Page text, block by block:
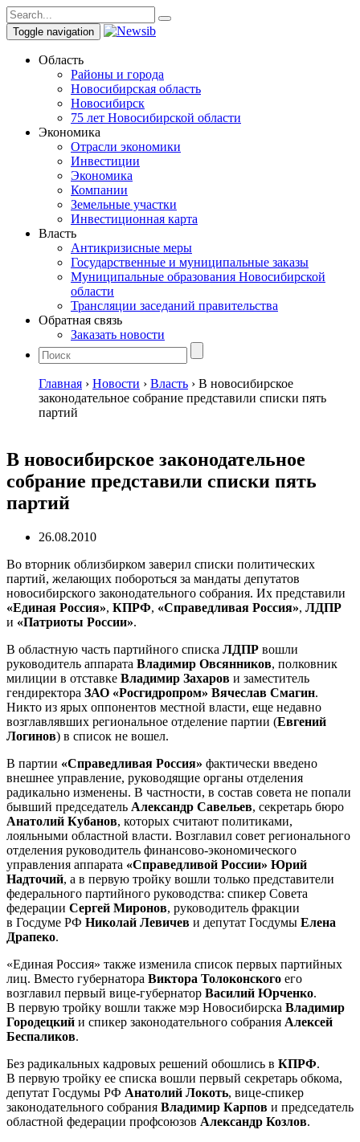
Toggle navigation
Область
Районы и города
Новосибирская область
Новосибирск
75 лет Новосибирской области
Экономика
Отрасли экономики
Инвестиции
Экономика
Компании
Земельные участки
Инвестиционная карта
Власть
Антикризисные меры
Государственные и муниципальные заказы
Муниципальные образования Новосибирской
области
Трансляции заседаний правительства
Обратная связь
Заказать новости
Главная › Новости › Власть › В новосибирское
законодательное собрание представили списки пять
партий
В новосибирское законодательное
собрание представили списки пять
партий
26.08.2010
Во вторник облизбирком заверил списки политических
партий, желающих побороться за мандаты депутатов
новосибирского законодательного собрания. Их представили
«Единая Россия», КПРФ, «Справедливая Россия», ЛДПР
и «Патриоты России».
В областную часть партийного списка ЛДПР вошли
руководитель аппарата Владимир Овсянников, полковник
милиции в отставке Владимир Захаров и заместитель
гендиректора ЗАО «Росгидропром» Вячеслав Смагин.
Никто из ярых оппонентов местной власти, еще недавно
возглавлявших региональное отделение партии (Евгений
Логинов) в список не вошел.
В партии «Справедливая Россия» фактически введено
внешнее управление, руководящие органы отделения
радикально изменены. В частности, в состав совета не попали
бывший председатель Александр Савельев, секретарь бюро
Анатолий Кубанов, которых считают политиками,
лояльными областной власти. Возглавил совет регионального
отделения руководитель финансово-экономического
управления аппарата «Справедливой России» Юрий
Надточий, а в первую тройку вошли только представители
федерального партийного руководства: спикер Совета
федерации Сергей Миронов, руководитель фракции
в Госдуме РФ Николай Левичев и депутат Госдумы Елена
Драпеко.
«Единая Россия» также изменила список первых партийных
лиц. Вместо губернатора Виктора Толоконского его
возглавил первый вице-губернатор Василий Юрченко.
В первую тройку вошли также мэр Новосибирска Владимир
Городецкий и спикер законодательного собрания Алексей
Беспаликов.
Без радикальных кадровых решений обошлись в КПРФ.
В первую тройку ее списка вошли первый секретарь обкома,
депутат Госдумы РФ Анатолий Локоть, вице-спикер
законодательного собрания Владимир Карпов и председатель
областной федерации профсоюзов Александр Козлов.